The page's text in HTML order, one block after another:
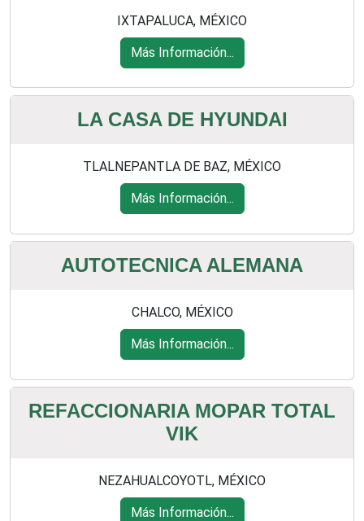
IXTAPALUCA, MÉXICO
Más Información...
LA CASA DE HYUNDAI
TLALNEPANTLA DE BAZ, MÉXICO
Más Información...
AUTOTECNICA ALEMANA
CHALCO, MÉXICO
Más Información...
REFACCIONARIA MOPAR TOTAL
VIK
NEZAHUALCOYOTL, MÉXICO
Más Información...